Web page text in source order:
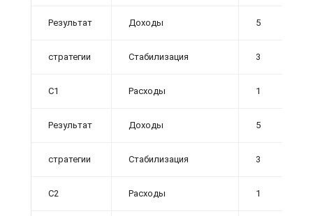
Результат Доходы 5
стратегии Стабилизация 3
C1 Расходы 1
Результат Доходы 5
стратегии Стабилизация 3
C2 Расходы 1